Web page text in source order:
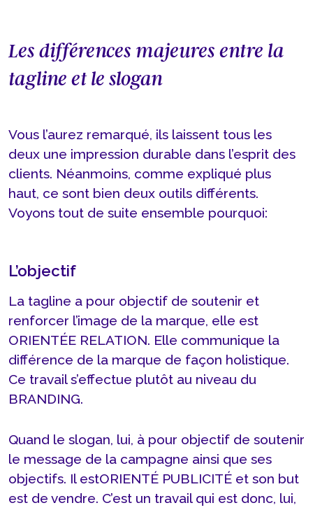
Les différences majeures entre la
tagline et le slogan
Vous l’aurez remarqué, ils laissent tous les
deux une impression durable dans l’esprit des
clients. Néanmoins, comme expliqué plus
haut, ce sont bien deux outils différents.
Voyons tout de suite ensemble pourquoi:
L’objectif
La tagline a pour objectif de soutenir et
renforcer l’image de la marque, elle est
ORIENTÉE RELATION. Elle communique la
différence de la marque de façon holistique.
Ce travail s’effectue plutôt au niveau du
BRANDING.
Quand le slogan, lui, à pour objectif de soutenir
le message de la campagne ainsi que ses
objectifs. Il estORIENTÉ PUBLICITÉ et son but
est de vendre. C’est un travail qui est donc, lui,